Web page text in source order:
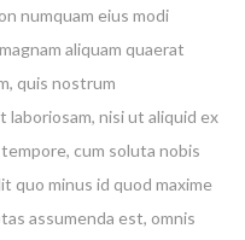
numquam eius modi
aliquam quaerat
quis nostrum
nisi ut aliquid ex
cum soluta nobis
quo minus id quod maxime
assumenda est, omnis